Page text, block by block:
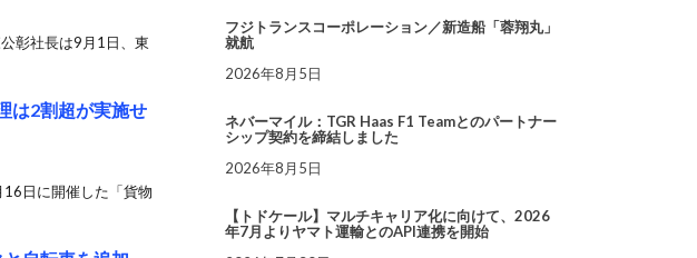
彰社長は9月1日、東
は2割超が実施せ
日に開催した「貨物
フジトランスコーポレーション／新造船「蓉翔丸」
就航
2026年8月5日
ネバーマイル：TGR Haas F1 Teamとのパートナー
シップ契約を締結しました
2026年8月5日
【トドケール】マルチキャリア化に向けて、2026
年7月よりヤマト運輸とのAPI連携を開始